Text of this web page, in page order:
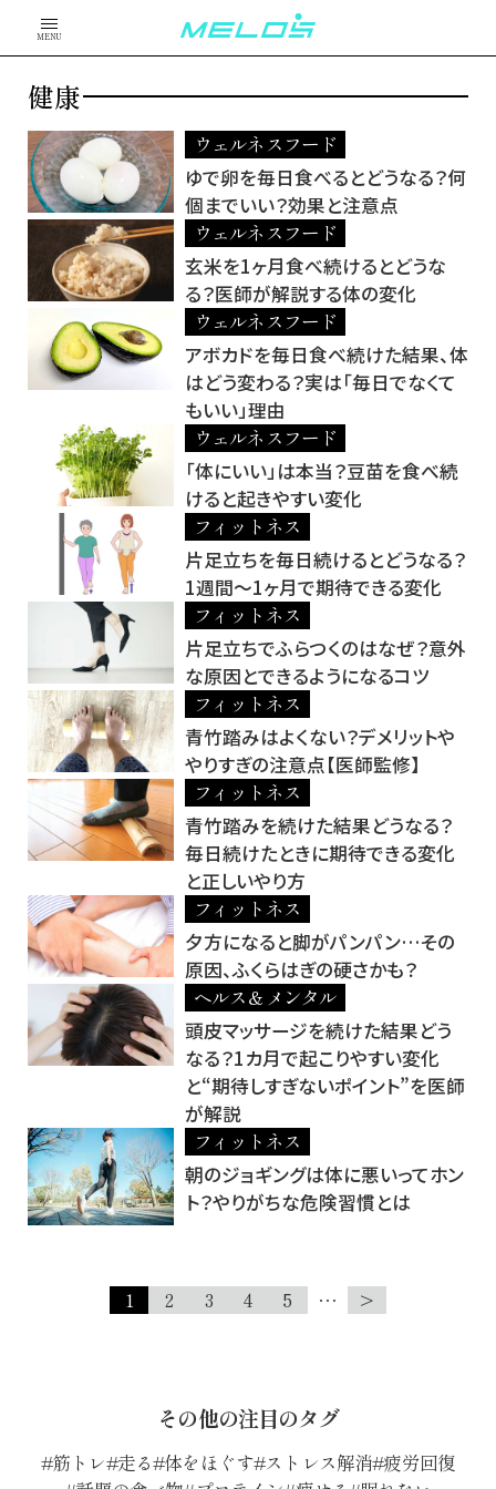
MENU
健康
ウェルネスフード
ゆで卵を毎日食べるとどうなる？何
個までいい？効果と注意点
ウェルネスフード
玄米を1ヶ月食べ続けるとどうな
る？医師が解説する体の変化
ウェルネスフード
アボカドを毎日食べ続けた結果、体
はどう変わる？実は「毎日でなくて
もいい」理由
ウェルネスフード
「体にいい」は本当？豆苗を食べ続
けると起きやすい変化
フィットネス
片足立ちを毎日続けるとどうなる？
1週間～1ヶ月で期待できる変化
フィットネス
片足立ちでふらつくのはなぜ？意外
な原因とできるようになるコツ
フィットネス
青竹踏みはよくない？デメリットや
やりすぎの注意点【医師監修】
フィットネス
青竹踏みを続けた結果どうなる？
毎日続けたときに期待できる変化
と正しいやり方
フィットネス
夕方になると脚がパンパン…その
原因、ふくらはぎの硬さかも？
ヘルス＆メンタル
頭皮マッサージを続けた結果どう
なる？1カ月で起こりやすい変化
と“期待しすぎないポイント”を医師
が解説
フィットネス
朝のジョギングは体に悪いってホン
ト？やりがちな危険習慣とは
1 2 3 4 5 … >
その他の注目のタグ
筋トレ 走る 体をほぐす ストレス解消 疲労回復